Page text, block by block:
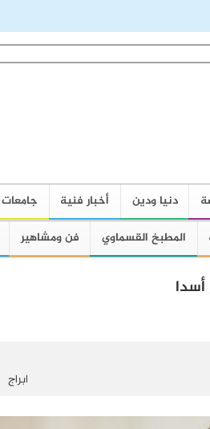
دنيا ودين أخبار فنية جامعات
المطبخ القسماوي فن ومشاهير
ابراج